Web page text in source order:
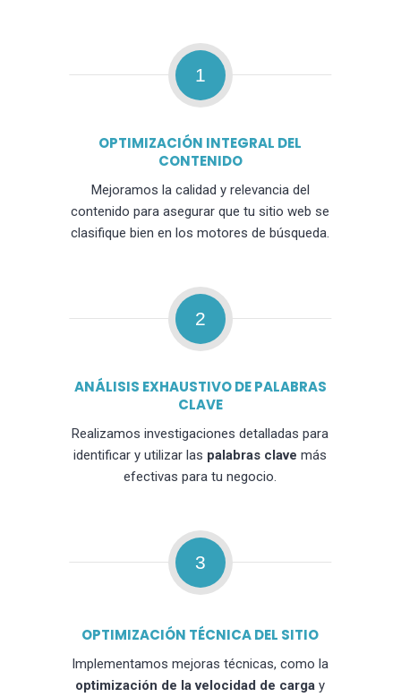
1
OPTIMIZACIÓN INTEGRAL DEL
CONTENIDO
Mejoramos la calidad y relevancia del
contenido para asegurar que tu sitio web se
clasifique bien en los motores de búsqueda.
2
ANÁLISIS EXHAUSTIVO DE PALABRAS
CLAVE
Realizamos investigaciones detalladas para
identificar y utilizar las palabras clave más
efectivas para tu negocio.
3
OPTIMIZACIÓN TÉCNICA DEL SITIO
Implementamos mejoras técnicas, como la
optimización de la velocidad de carga y